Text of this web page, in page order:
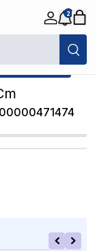
2
satıcısıdır.